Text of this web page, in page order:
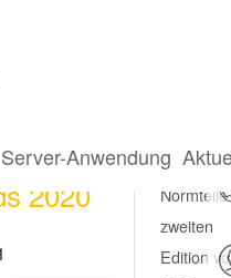
Server-Anwendung
PDF
2020
Die vier
zweiten
Edition